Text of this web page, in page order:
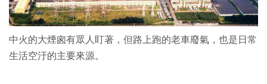
中火的大煙囪有眾人盯著，但路上跑的老車廢氣，也是日常
生活空汙的主要來源。